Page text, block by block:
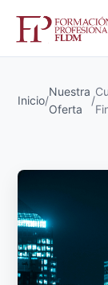
Inicio/
Nuestra
Oferta
/